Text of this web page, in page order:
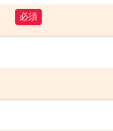
必須